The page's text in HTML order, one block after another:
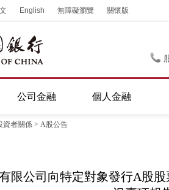
English 無障礙瀏覽 關懷版
公司金融 個人金融
資者關係 > A股公告
限公司向特定對象發行A股